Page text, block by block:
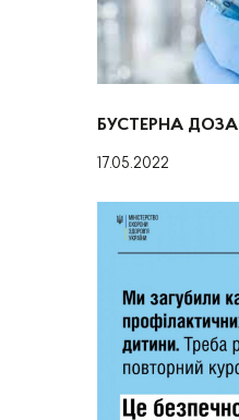
БУСТЕРНА ДОЗА
17.05.2022